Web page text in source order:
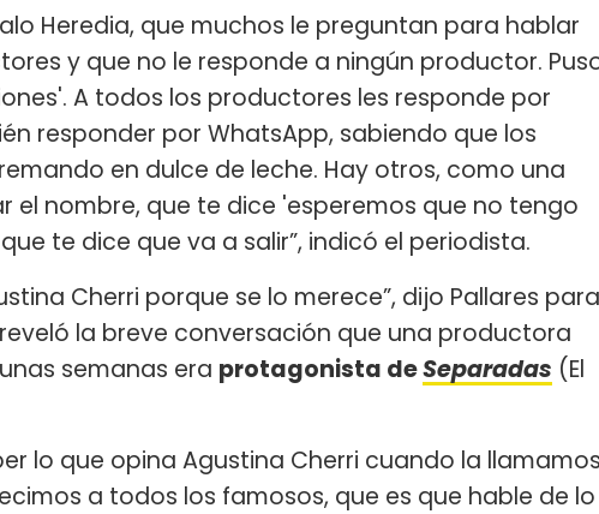
Heredia, que muchos le preguntan para hablar
y que no le responde a ningún productor.
A todos los productores les responde por
responder por WhatsApp, sabiendo que los
en dulce de leche. Hay otros, como una
el nombre, que te dice 'esperemos que no tengo
te dice que va a salir”, indicó el periodista.
Cherri porque se lo merece”, dijo Pallares para
la breve conversación que una productora
semanas era protagonista deSeparadas (El
lo que opina Agustina Cherri cuando la
a todos los famosos, que es que hable de lo